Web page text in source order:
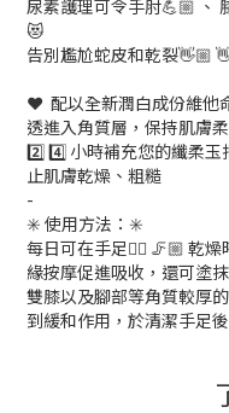
尿素護理可令手肘💪🏼 、
😻
告別尷尬蛇皮和乾裂👋🏼
❤️ 配以全新潤白成份維他
透進入角質層，保持肌膚
2️⃣ 4️⃣ 小時補充您的纖柔玉
止肌膚乾燥、粗糙
-
✳️ 使用方法：✳️
每日可在手足🖐🏼 🦵🏼 乾
緣按摩促進吸收，還可塗
雙膝以及腳部等角質較厚
到緩和作用，於清潔手足